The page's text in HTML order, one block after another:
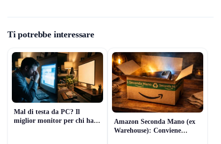
Ti potrebbe interessare
Mal di testa da PC? Il
miglior monitor per chi ha
Amazon Seconda Mano (ex
Warehouse): Conviene